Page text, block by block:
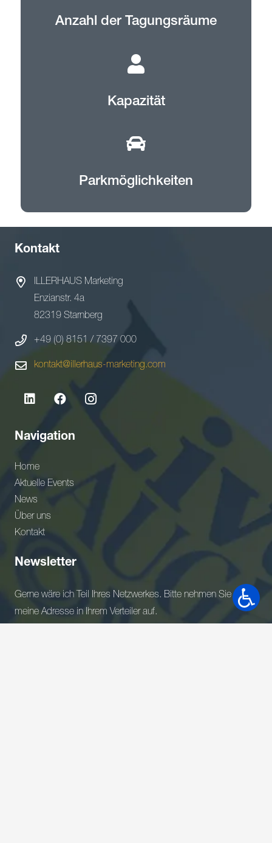
Anzahl der Tagungsräume
Kapazität
Parkmöglichkeiten
Kontakt
ILLERHAUS Marketing
Enzianstr. 4a
82319 Starnberg
+49 (0) 8151 / 7397 000
kontakt@illerhaus-marketing.com
Navigation
Home
Aktuelle Events
News
Über uns
Kontakt
Newsletter
Gerne wäre ich Teil Ihres Netzwerkes. Bitte nehmen Sie
meine Adresse in Ihrem Verteiler auf.